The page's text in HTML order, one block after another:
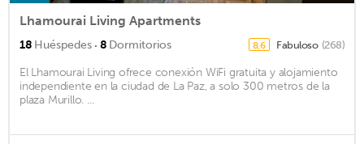
Lhamourai Living Apartments
18 Huéspedes · 8 Dormitorios 8,6 Fabuloso (268)
El Lhamourai Living ofrece conexión WiFi gratuita y alojamiento
independiente en la ciudad de La Paz, a solo 300 metros de la
plaza Murillo. ...